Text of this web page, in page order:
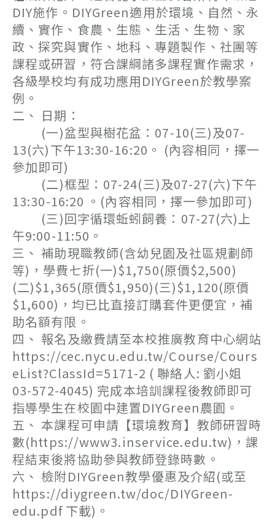
DIY施作。DIYGreen適用於環境、自然、永
續、實作、食農、生態、生活、生物、家
政、探究與實作、地科、專題製作、社團等
課程或研習，符合課綱諸多課程實作需求，
各級學校均有成功應用DIYGreen於教學案
例。
二、 日期：
(一)盆型與樹花盆：07-10(三)及07-
13(六)下午13:30-16:20。 (內容相同，擇一
參加即可)
(二)框型：07-24(三)及07-27(六)下午
13:30-16:20 。(內容相同，擇一參加即可)
(三)回字循環蚯蚓飼養：07-27(六)上
午9:00-11:50。
三、 補助現職教師(含幼兒園及社區規劃師
等)，學費七折(一)$1,750(原價$2,500)
(二)$1,365(原價$1,950)(三)$1,120(原價
$1,600)，均已比直接訂購套件更便宜，補
助名額有限。
四、 報名及繳費請至本校推廣教育中心網站
https://cec.nycu.edu.tw/Course/Cours
eList?ClassId=5171-2 ( 聯絡人: 劉小姐
03-572-4045) 完成本培訓課程後教師即可
指導學生在校園中建置DIYGreen農園。
五、 本課程可申請【環境教育】教師研習時
數(https://www3.inservice.edu.tw)，課
程結束後將協助參與教師登錄時數。
六、 檢附DIYGreen教學優惠及介紹(或至
https://diygreen.tw/doc/DIYGreen-
edu.pdf 下載)。